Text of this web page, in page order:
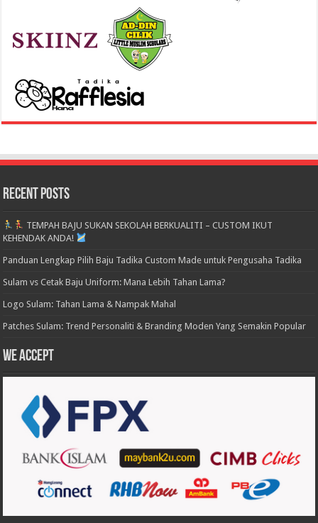
Recent Posts
TEMPAH BAJU SUKAN SEKOLAH BERKUALITI – CUSTOM IKUT
KEHENDAK ANDA!
Panduan Lengkap Pilih Baju Tadika Custom Made untuk Pengusaha Tadika
Sulam vs Cetak Baju Uniform: Mana Lebih Tahan Lama?
Logo Sulam: Tahan Lama & Nampak Mahal
Patches Sulam: Trend Personaliti & Branding Moden Yang Semakin Popular
We accept